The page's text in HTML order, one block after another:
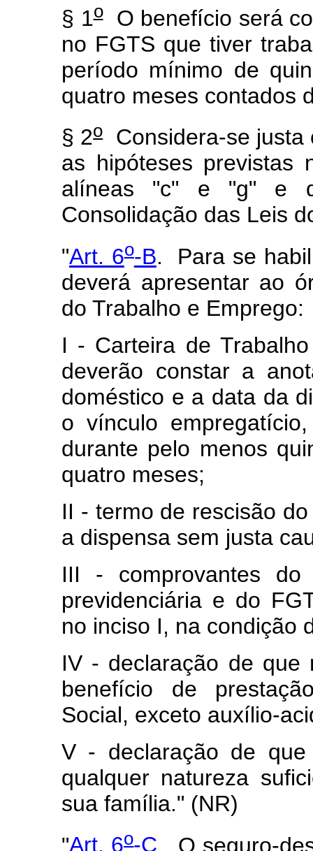
§ 1oO benefício será
no FGTS que tiver
período mínimo de
quatro meses contados
§ 2oConsidera-se justa
as hipóteses previstas
alíneas "c" e "g" e
Consolidação das Leis
"Art. 6o-B. Para se
deverá apresentar ao
do Trabalho e Emprego:
I - Carteira de
deverão constar a
doméstico e a data da
o vínculo
durante pelo menos
quatro meses;
II - termo de rescisão
a dispensa sem justa
III - comprovantes do
previdenciária e do
no inciso I, na condição
IV - declaração de que
benefício de
Social, exceto auxílio-
V - declaração de
qualquer natureza
sua família." (NR)
"Art. 6o-C . O seguro-